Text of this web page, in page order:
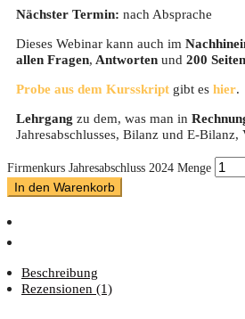
Nächster Termin: nach Absprache
Dieses Webinar kann auch im
allen Fragen, Antworten und 200
Probe aus dem Kursskript gibt es hier.
Lehrgang zu dem, was man in
Jahresabschlusses, Bilanz und E-
Firmenkurs Jahresabschluss 2024 Menge
In den Warenkorb
Beschreibung
Rezensionen (1)